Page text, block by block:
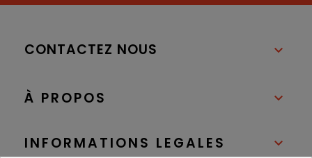
CONTACTEZ NOUS 
À PROPOS 
INFORMATIONS LEGALES 